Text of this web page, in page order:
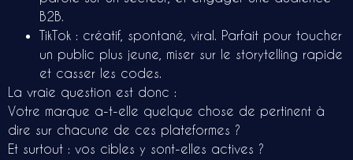
B2B.
TikTok : créatif, spontané, viral. Parfait pour toucher
un public plus jeune, miser sur le storytelling rapide
et casser les codes.
La vraie question est donc :
Votre marque a-t-elle quelque chose de pertinent à
dire sur chacune de ces plateformes ?
Et surtout : vos cibles y sont-elles actives ?